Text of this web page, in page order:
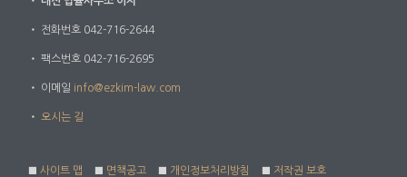
・ 전화번호 042-716-2644
・ 팩스번호 042-716-2695
・ 이메일 info@ezkim-law.com
・ 오시는 길
■ 사이트 맵 ■ 면책공고 ■ 개인정보처리방침 ■ 저작권 보호